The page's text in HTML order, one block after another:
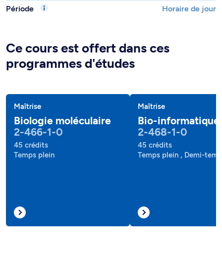
Période
Horaire de jour
Ce cours est offert dans ces
programmes d'études
Maîtrise
Biologie moléculaire
2-466-1-0
45 crédits
Temps plein
Maîtrise
Bio-informatique
2-468-1-0
45 crédits
Temps plein , Demi-